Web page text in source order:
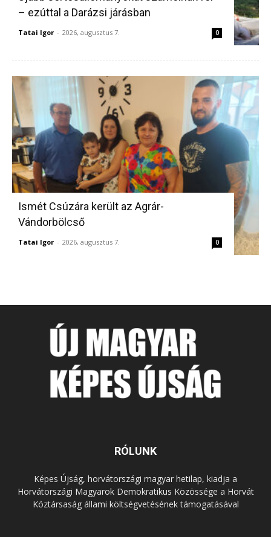
– ezúttal a Darázsi járásban
Tatai Igor - 2026, augusztus 7. 0
Ismét Csúzára került az Agrár-
Vándorbölcső
Tatai Igor - 2026, augusztus 7. 0
RÓLUNK
Képes Újság, horvátországi magyar hetilap, kiadja a
Horvátországi Magyarok Demokratikus Közössége a Horvát
Köztársaság állami költségvetésének támogatásával